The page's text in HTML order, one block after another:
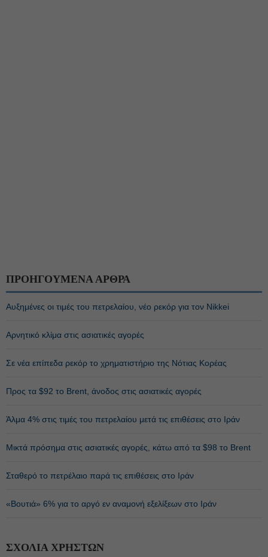
ΠΡΟΗΓΟΥΜΕΝΑ ΑΡΘΡΑ
Αυξημένες οι τιμές του πετρελαίου, νέο ρεκόρ για τον Nikkei
Αρνητικό κλίμα στις ασιατικές αγορές
Σε νέα επίπεδα ρεκόρ το χρηματιστήριο της Νότιας Κορέας
Προς τα $92 το Brent, άνοδος στις ασιατικές αγορές
Άλμα 4% στις τιμές του πετρελαίου μετά τις επιθέσεις στο Ιράν
Μικτά πρόσημα στις ασιατικές αγορές, κάτω από τα $98 το Brent
Σταθερό το πετρέλαιο παρά τις επιθέσεις στο Ιράν
«Βουτιά» 6% για το αργό εν αναμονή εξελίξεων στο Ιράν
ΣΧΟΛΙΑ ΧΡΗΣΤΩΝ